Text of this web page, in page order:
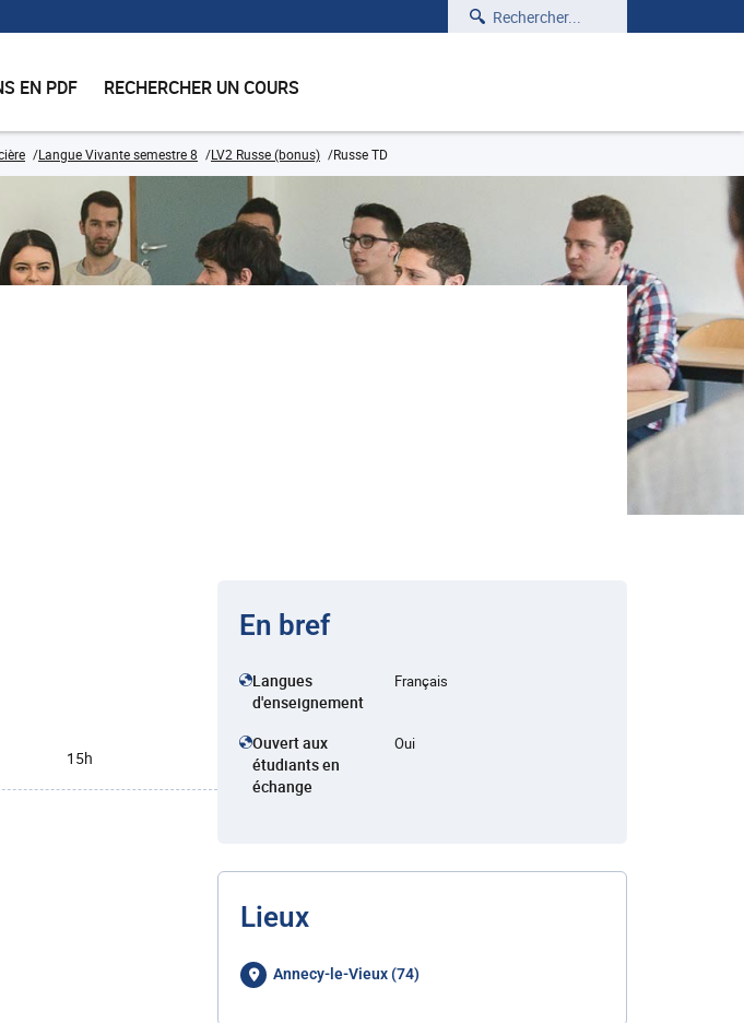
Rechercher
EN PDF RECHERCHER UN COURS
Langue Vivante semestre 8 LV2 Russe (bonus) Russe TD
15h
En bref
Langues
d'enseignement
Français
Ouvert aux
étudiants en
échange
Oui
Lieux
Annecy-le-Vieux (74)